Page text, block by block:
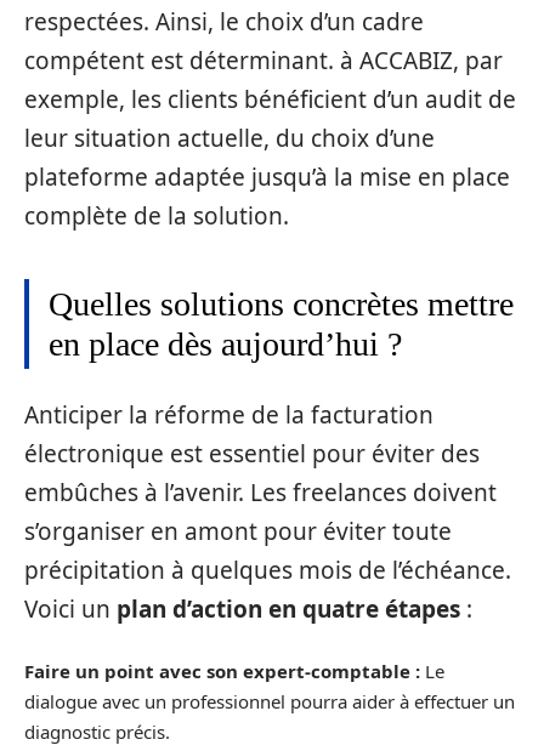
respectées. Ainsi, le choix d’un cadre
compétent est déterminant. à ACCABIZ, par
exemple, les clients bénéficient d’un audit de
leur situation actuelle, du choix d’une
plateforme adaptée jusqu’à la mise en place
complète de la solution.
Quelles solutions concrètes mettre
en place dès aujourd’hui ?
Anticiper la réforme de la facturation
électronique est essentiel pour éviter des
embûches à l’avenir. Les freelances doivent
s’organiser en amont pour éviter toute
précipitation à quelques mois de l’échéance.
Voici un plan d’action en quatre étapes :
Faire un point avec son expert-comptable : Le
dialogue avec un professionnel pourra aider à effectuer un
diagnostic précis.